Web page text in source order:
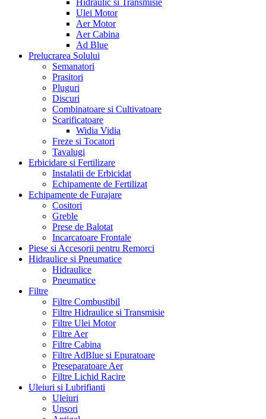
Hidraulic si Transmisie
Ulei Motor
Aer Motor
Aer Cabina
Ad Blue
Prelucrarea Solului
Semanatori
Prasitori
Pluguri
Discuri
Combinatoare si Cultivatoare
Scarificatoare
Widia Vidia
Freze si Tocatori
Tavalugi
Erbicidare si Fertilizare
Instalatii de Erbicidat
Echipamente de Fertilizat
Echipamente de Furajare
Cositori
Greble
Prese de Balotat
Incarcatoare Frontale
Piese si Accesorii pentru Remorci
Hidraulice si Pneumatice
Hidraulice
Pneumatice
Filtre
Filtre Combustibil
Filtre Hidraulice si Transmisie
Filtre Ulei Motor
Filtre Aer
Filtre Cabina
Filtre AdBlue si Epuratoare
Preseparatoare Aer
Filtre Lichid Racire
Uleiuri si Lubrifianti
Uleiuri
Unsori